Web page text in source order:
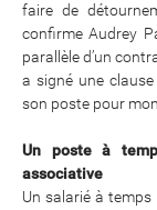
faire de
confirme Audrey
parallèle d’un
a signé une
son poste pour
Un poste à
associative
Un salarié à